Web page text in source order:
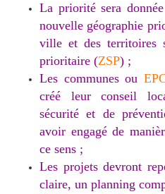
La priorité sera
nouvelle géographie
ville et des territoires
prioritaire (ZSP) ;
Les communes ou
créé leur conseil
sécurité et de
avoir engagé de
ce sens ;
Les projets devront
claire, un planning